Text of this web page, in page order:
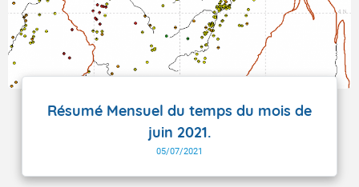
Résumé Mensuel du temps du mois de
juin 2021.
05/07/2021